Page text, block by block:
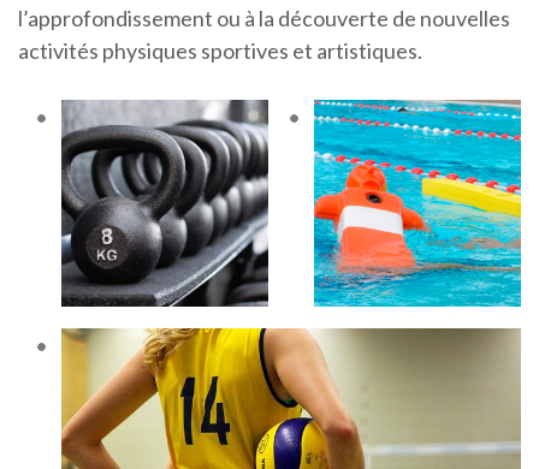
l’approfondissement ou à la découverte de nouvelles
activités physiques sportives et artistiques.